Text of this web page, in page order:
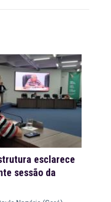
esclarece
sessão da